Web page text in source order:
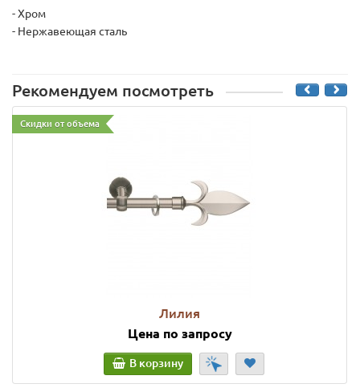
- Хром
- Нержавеющая сталь
Рекомендуем посмотреть
Скидки от объема
Лилия
Цена по запросу
В корзину